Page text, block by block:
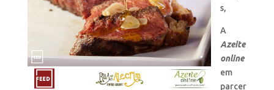
s,
A
Azeite
online
em
parcer